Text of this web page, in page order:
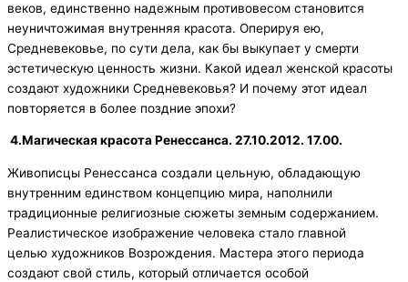
веков, единственно надежным противовесом становится
неуничтожимая внутренняя красота. Оперируя ею,
Средневековье, по сути дела, как бы выкупает у смерти
эстетическую ценность жизни. Какой идеал женской красоты
создают художники Средневековья? И почему этот идеал
повторяется в более поздние эпохи?
4.Магическая красота Ренессанса. 27.10.2012. 17.00.
Живописцы Ренессанса создали цельную, обладающую
внутренним единством концепцию мира, наполнили
традиционные религиозные сюжеты земным содержанием.
Реалистическое изображение человека стало главной
целью художников Возрождения. Мастера этого периода
создают свой стиль, который отличается особой